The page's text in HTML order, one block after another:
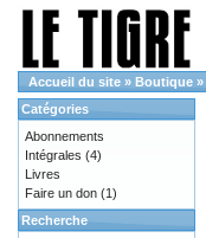
Accueil du site » Boutique »
Catégories
Abonnements
Intégrales (4)
Livres
Faire un don (1)
Recherche